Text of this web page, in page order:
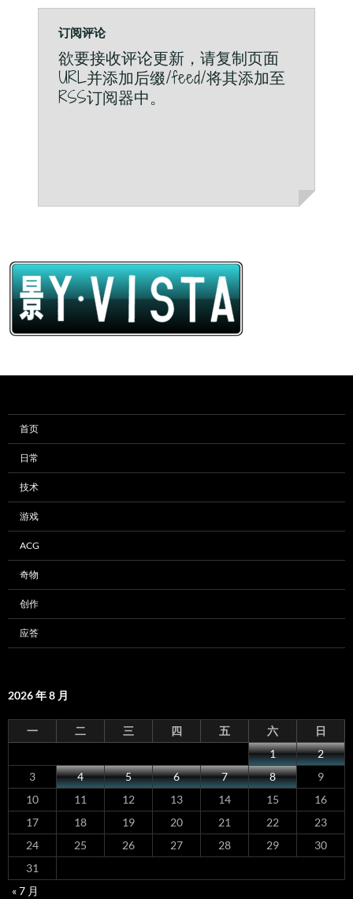
订阅评论
欲要接收评论更新，请复制页面
URL并添加后缀/feed/将其添加至
RSS订阅器中。
首页
日常
技术
游戏
ACG
奇物
创作
应答
2026 年 8 月
一 二 三 四 五 六
日
1
2
3
4 5 6 7 8
9
10
11 12 13 14 15
16
17
18 19 20 21 22
23
24
25 26 27 28 29
30
31
« 7 月